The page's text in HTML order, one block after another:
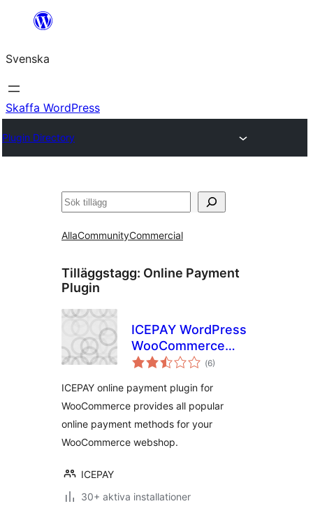
Hoppa
innehåll
Svenska
Skaffa WordPress
Plugin Directory
Sök
AllaCommunityCommercial
Tilläggstagg: Online Payment
Plugin
ICEPAY WordPress
WooCommerce
Online Payment
(Totalt
antal
6)
ICEPAY online payment plugin for
WooCommerce provides all popular
online payment methods for your
WooCommerce webshop.
ICEPAY
30+ aktiva installationer